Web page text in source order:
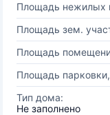
Площадь нежилых
Площадь зем.
Площадь
Площадь
Тип дома:
Не заполнено